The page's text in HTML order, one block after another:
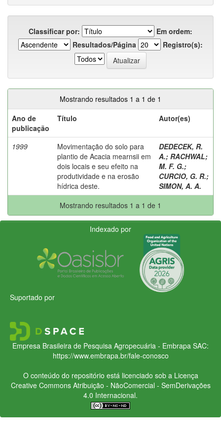
Classificar por:
Em ordem:
Resultados/Página
Registro(s):
Mostrando resultados 1 a 1 de 1
Ano de
publicação
Título Autor(es)
1999
Movimentação do solo para
plantio de Acacia mearnsii em
dois locais e seu efeito na
produtividade e na erosão
hídrica deste.
DEDECEK, R.
A.; RACHWAL;
M. F. G.;
CURCIO, G. R.;
SIMON, A. A.
Mostrando resultados 1 a 1 de 1
Indexado por
Suportado por
Empresa Brasileira de Pesquisa Agropecuária - Embrapa SAC:
https://www.embrapa.br/fale-conosco
O conteúdo do repositório está licenciado sob a Licença
Creative CommonsAtribuição - NãoComercial - SemDerivações
4.0 Internacional.